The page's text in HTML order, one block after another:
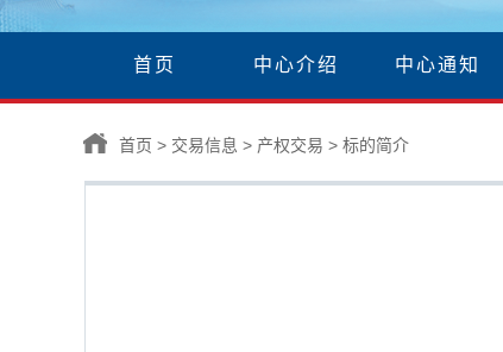
首页 中心介绍 中心通知
首页 > 交易信息 > 产权交易 > 标的简介